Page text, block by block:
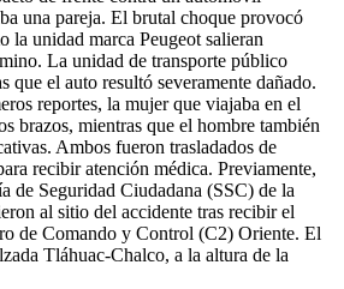
una pareja. El brutal choque provocó
la unidad marca Peugeot salieran
La unidad de transporte público
que el auto resultó severamente dañado.
reportes, la mujer que viajaba en el
brazos, mientras que el hombre también
Ambos fueron trasladados de
recibir atención médica. Previamente,
de Seguridad Ciudadana (SSC) de la
al sitio del accidente tras recibir el
de Comando y Control (C2) Oriente. El
Tláhuac-Chalco, a la altura de la